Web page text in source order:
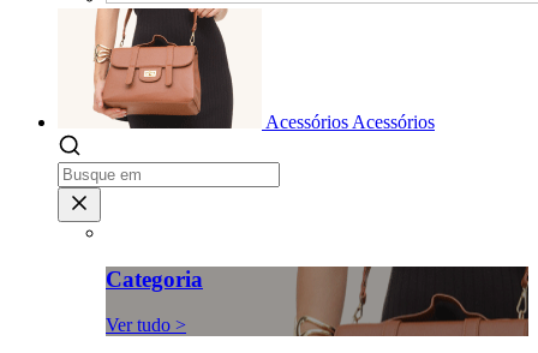
Acessórios Acessórios
Categoria
Ver tudo >